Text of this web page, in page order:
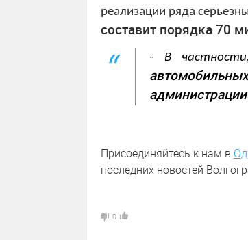
реализации ряда
составит порядка 70
- В
Присоединяйтесь к нам в
последних новостей
0